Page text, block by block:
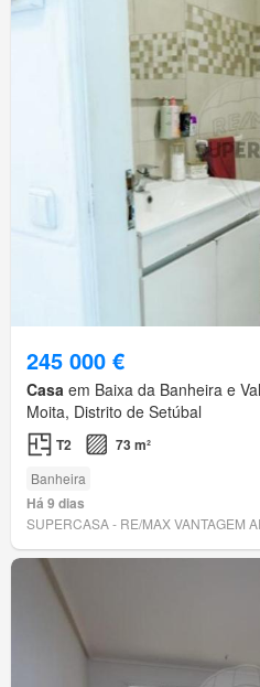
245 000 €
Casa em Baixa da Banheira e
Moita, Distrito de Setúbal
T2 73 m²
Banheira
Há 9 dias
SUPERCASA - RE/MAX VANTAGEM